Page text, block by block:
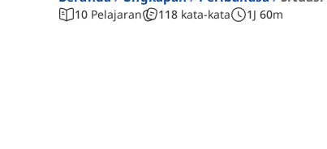
10 Pelajaran 118 kata-kata 1J 60m